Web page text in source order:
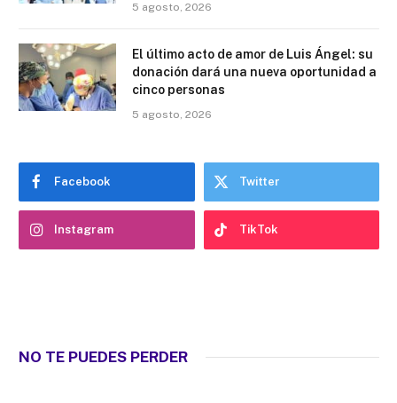
5 agosto, 2026
El último acto de amor de Luis Ángel: su
donación dará una nueva oportunidad a
cinco personas
5 agosto, 2026
Facebook Twitter
Instagram TikTok
NO TE PUEDES PERDER